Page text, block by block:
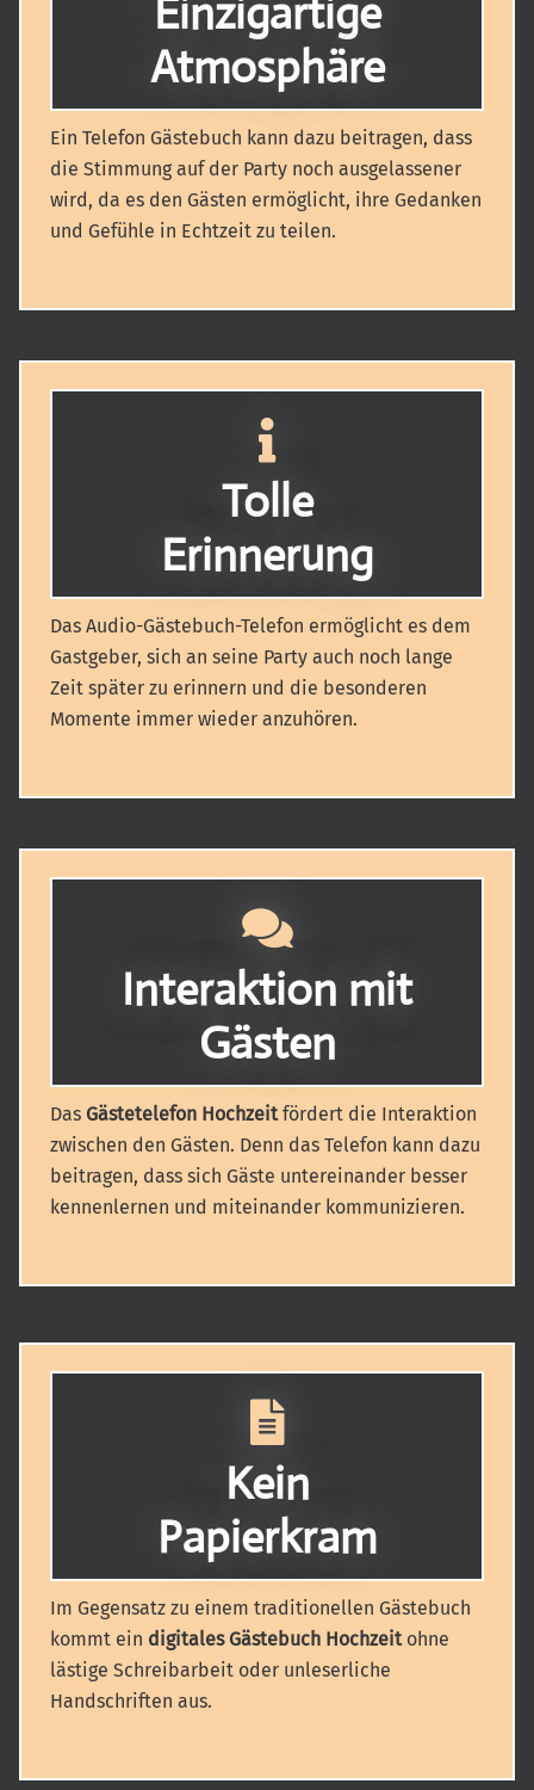
Einzigartige
Atmosphäre
Ein Telefon Gästebuch kann dazu beitragen, dass
die Stimmung auf der Party noch ausgelassener
wird, da es den Gästen ermöglicht, ihre Gedanken
und Gefühle in Echtzeit zu teilen.
Tolle
Erinnerung
Das Audio-Gästebuch-Telefon ermöglicht es dem
Gastgeber, sich an seine Party auch noch lange
Zeit später zu erinnern und die besonderen
Momente immer wieder anzuhören.
Interaktion mit
Gästen
Das Gästetelefon Hochzeitfördert die Interaktion
zwischen den Gästen. Denn das Telefon kann dazu
beitragen, dass sich Gäste untereinander besser
kennenlernen und miteinander kommunizieren.
Kein
Papierkram
Im Gegensatz zu einem traditionellen Gästebuch
kommt ein digitales Gästebuch Hochzeitohne
lästige Schreibarbeit oder unleserliche
Handschriften aus.